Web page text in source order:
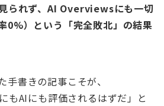
られず、AI Overviewsにも一切
0%）という「完全敗北」の結果
手書きの記事こそが、
もAIにも評価されるはずだ」と